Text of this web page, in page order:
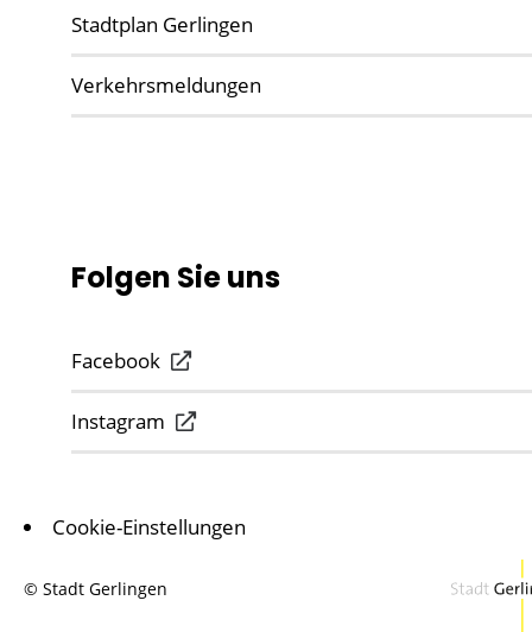
Stadtplan Gerlingen
Verkehrsmeldungen
Folgen Sie uns
Facebook
Instagram
Cookie-Einstellungen
© Stadt Gerlingen